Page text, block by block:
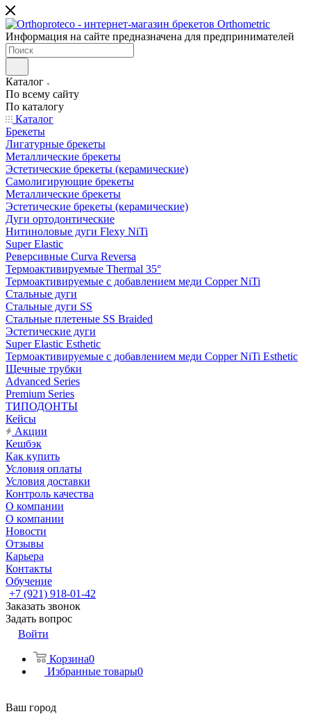
Информация на сайте предназначена для предпринимателей
Каталог
По всему сайту
По каталогу
Каталог
Брекеты
Лигатурные брекеты
Металлические брекеты
Эстетические брекеты (керамические)
Самолигирующие брекеты
Металлические брекеты
Эстетические брекеты (керамические)
Дуги ортодонтические
Нитиноловые дуги Flexy NiTi
Super Elastic
Реверсивные Curva Reversa
Термоактивируемые Thermal 35°
Термоактивируемые с добавлением меди Copper NiTi
Стальные дуги
Стальные дуги SS
Стальные плетеные SS Braided
Эстетические дуги
Super Elastic Esthetic
Термоактивируемые с добавлением меди Copper NiTi Esthetic
Щечные трубки
Advanced Series
Premium Series
ТИПОДОНТЫ
Кейсы
Акции
Кешбэк
Как купить
Условия оплаты
Условия доставки
Контроль качества
О компании
О компании
Новости
Отзывы
Карьера
Контакты
Обучение
+7 (921) 918-01-42
Заказать звонок
Задать вопрос
Войти
Корзина0
Избранные товары0
Ваш город